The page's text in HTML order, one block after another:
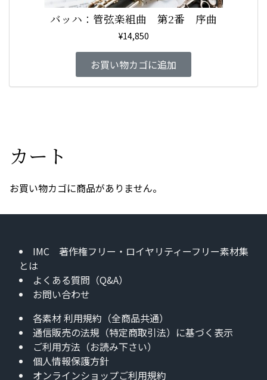
バッハ：管弦楽組曲 第2番 序曲
¥14,850
お買い物カゴに追加
カート
お買い物カゴに商品がありません。
IMC 著作権フリー・ロイヤリティーフリー素材集
とは
よくある質問（Q&A）
お問い合わせ
各素材 利用規約（全商品共通）
通信販売の法規（特定商取引法）に基づく表示
ご利用方法（お読み下さい）
個人情報保護方針
オンラインショップご利用規約